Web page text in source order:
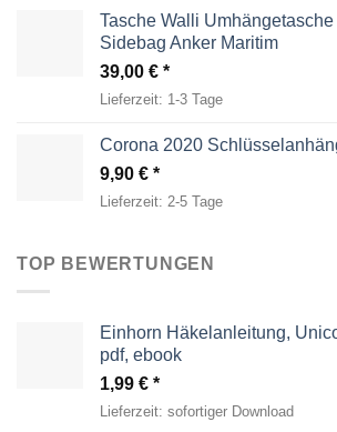
Tasche Walli
Sidebag Anker Maritim
39,00 €
Lieferzeit: 1-3 Tage
Corona 2020
9,90 €
Lieferzeit: 2-5 Tage
TOP BEWERTUNGEN
Einhorn Häkelanleitung,
pdf, ebook
1,99 €
Lieferzeit: sofortiger Download